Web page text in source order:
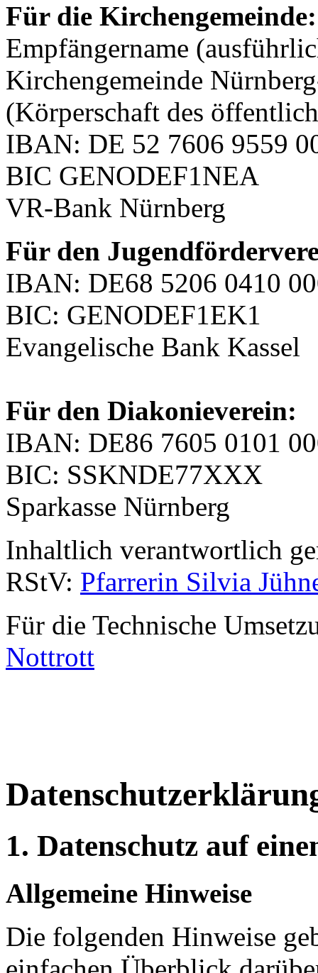
Für die Kirchengemeinde:
Empfängername
Kirchengemeinde
(Körperschaft des
IBAN: DE 52 7606 9559
BIC GENODEF1NEA
VR-Bank Nürnberg
Für den
IBAN: DE68 5206 0410
BIC: GENODEF1EK1
Evangelische Bank Kassel
Für den Diakonieverein:
IBAN: DE86 7605 0101
BIC: SSKNDE77XXX
Sparkasse Nürnberg
Inhaltlich verantwortlich
RStV: Pfarrerin Silvia
Für die Technische
Nottrott
1. Datenschutz auf
Allgemeine Hinweise
Die folgenden Hinweise